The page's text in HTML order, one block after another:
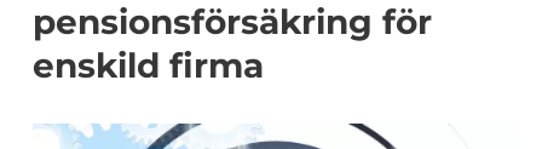
pensionsförsäkring för
enskild firma